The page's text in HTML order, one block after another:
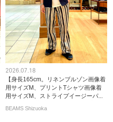
2026.07.18
【身長165cm。リネンブルゾン画像着
用サイズM、プリントTシャツ画像着
用サイズM、ストライプイージーパ...
BEAMS Shizuoka